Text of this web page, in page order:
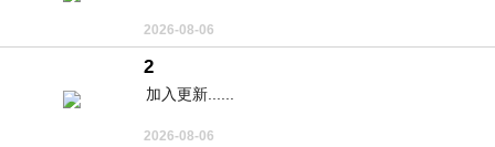
2026-08-06
2
加入更新......
2026-08-06